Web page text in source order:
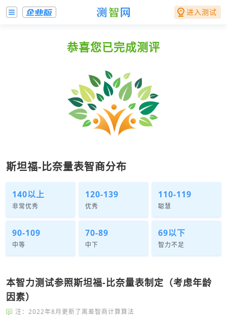
进入测试
恭喜您已完成测评
斯坦福-比奈量表智商分布
140以上
非常优秀
120-139
优秀
110-119
聪慧
90-109
中等
70-89
中下
69以下
智力不足
本智力测试参照斯坦福-比奈量表制定（考虑年龄
因素）
注：2022年8月更新了离差智商计算算法